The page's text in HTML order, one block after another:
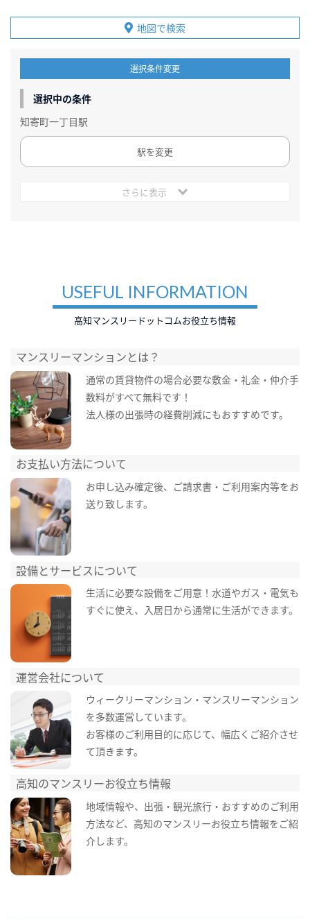
地図で検索
選択条件変更
選択中の条件
知寄町一丁目駅
駅を変更
さらに表示
USEFUL INFORMATION
高知マンスリードットコムお役立ち情報
マンスリーマンションとは？
通常の賃貸物件の場合必要な敷金・礼金・仲介手
数料がすべて無料です！
法人様の出張時の経費削減にもおすすめです。
お支払い方法について
お申し込み確定後、ご請求書・ご利用案内等をお
送り致します。
設備とサービスについて
生活に必要な設備をご用意！水道やガス・電気も
すぐに使え、入居日から通常に生活ができます。
運営会社について
ウィークリーマンション・マンスリーマンション
を多数運営しています。
お客様のご利用目的に応じて、幅広くご紹介させ
て頂きます。
高知のマンスリーお役立ち情報
地域情報や、出張・観光旅行・おすすめのご利用
方法など、高知のマンスリーお役立ち情報をご紹
介します。